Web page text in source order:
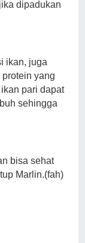
dipadukan
ikan, juga
yang
pari dapat
sehingga
bisa sehat
Marlin.(fah)